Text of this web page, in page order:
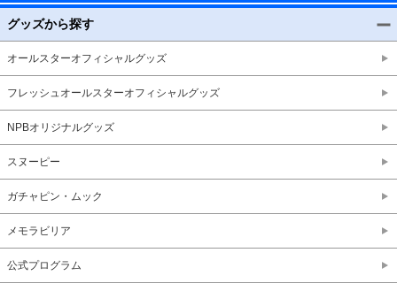
グッズから探す
オールスターオフィシャルグッズ
フレッシュオールスターオフィシャルグッズ
NPBオリジナルグッズ
スヌーピー
ガチャピン・ムック
メモラビリア
公式プログラム